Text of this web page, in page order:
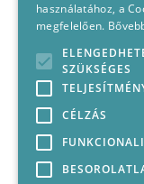
használatához, a
megfelelően.
SZÜKSÉGES
CÉLZÁS